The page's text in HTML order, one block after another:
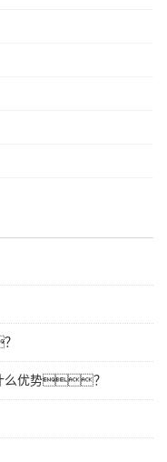
么优势？